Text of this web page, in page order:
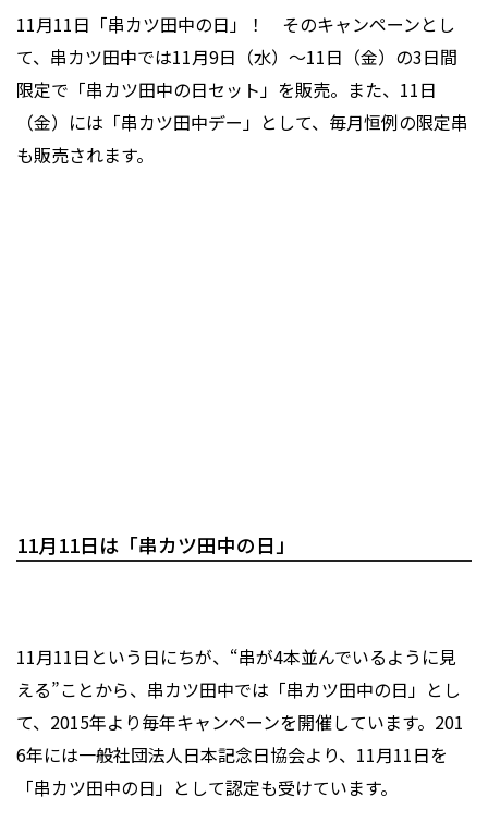
11月11日「串カツ田中の日」！ そのキャンペーンとし
て、串カツ田中では11月9日（水）～11日（金）の3日間
限定で「串カツ田中の日セット」を販売。また、11日
（金）には「串カツ田中デー」として、毎月恒例の限定串
も販売されます。
11月11日は「串カツ田中の日」
11月11日という日にちが、“串が4本並んでいるように見
える”ことから、串カツ田中では「串カツ田中の日」とし
て、2015年より毎年キャンペーンを開催しています。201
6年には一般社団法人日本記念日協会より、11月11日を
「串カツ田中の日」として認定も受けています。